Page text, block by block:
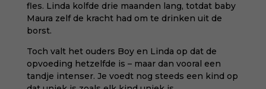
fles. Linda kolfde drie maanden lang, totdat baby
Maura zelf de kracht had om te drinken uit de
borst.
Toch valt het ouders Boy en Linda op dat de
opvoeding hetzelfde is – maar dan vooral een
tandje intenser. Je voedt nog steeds een kind op